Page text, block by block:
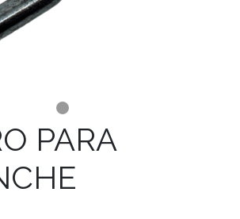
PARA